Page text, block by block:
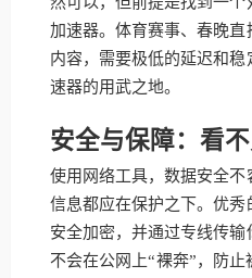
加速器。体育赛事、春晚
内容，需要极低的延迟和
速器的用武之地。
安全与保障：看
使用网络工具，数据安全
信息都应在保护之下。优
安全加密，并通过专线传
不会在公网上“裸奔”，防